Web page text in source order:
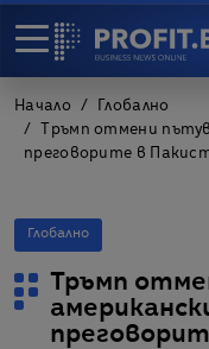
Начало
Глобално
Тръмп отмени
преговорите в
Глобално
Тръмп